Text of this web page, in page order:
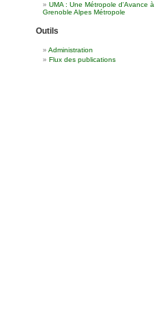
UMA : Une Métropole d'Avance à
Grenoble Alpes Métropole
Outils
Administration
Flux des publications